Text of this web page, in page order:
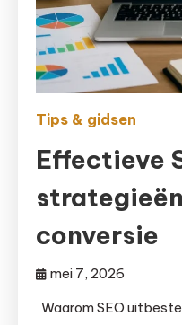
Tips & gidsen
Effectieve
conversie
mei 7, 2026
Waarom SEO